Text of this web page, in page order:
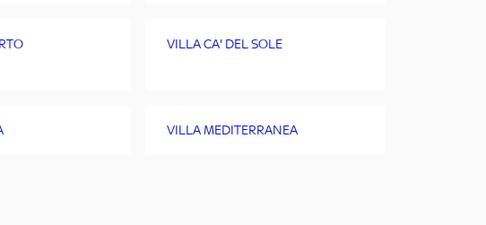
VILLA CA' DEL SOLE
VILLA MEDITERRANEA